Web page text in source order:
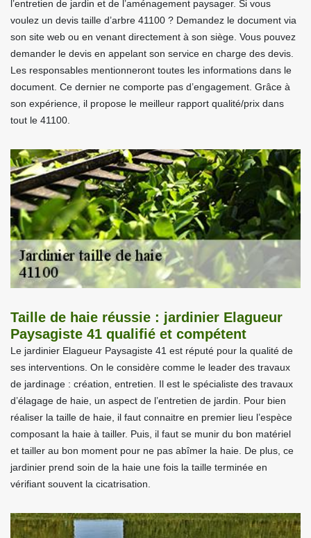
l’entretien de jardin et de l’aménagement paysager. Si vous
voulez un devis taille d’arbre 41100 ? Demandez le document via
son site web ou en venant directement à son siège. Vous pouvez
demander le devis en appelant son service en charge des devis.
Les responsables mentionneront toutes les informations dans le
document. Ce dernier ne comporte pas d’engagement. Grâce à
son expérience, il propose le meilleur rapport qualité/prix dans
tout le 41100.
Taille de haie réussie : jardinier Elagueur
Paysagiste 41 qualifié et compétent
Le jardinier Elagueur Paysagiste 41 est réputé pour la qualité de
ses interventions. On le considère comme le leader des travaux
de jardinage : création, entretien. Il est le spécialiste des travaux
d’élagage de haie, un aspect de l’entretien de jardin. Pour bien
réaliser la taille de haie, il faut connaitre en premier lieu l’espèce
composant la haie à tailler. Puis, il faut se munir du bon matériel
et tailler au bon moment pour ne pas abîmer la haie. De plus, ce
jardinier prend soin de la haie une fois la taille terminée en
vérifiant souvent la cicatrisation.